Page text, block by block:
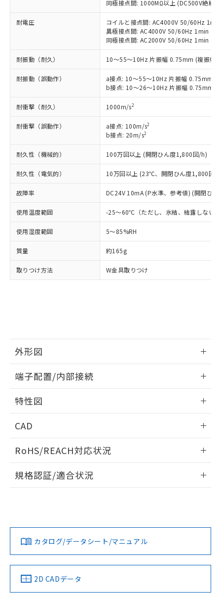
同極接点間: 1000MΩ以上 (DC500V絶縁
耐電圧
コイルと接点間: AC4000V 50/60Hz 1min
異極接点間: AC4000V 50/60Hz 1min
同極接点間: AC2000V 50/60Hz 1min
耐振動（耐久） 10～55～10Hz 片振幅 0.75mm (複振幅
耐振動（誤動作）
a接点: 10～55～10Hz 片振幅 0.75mm (
b接点: 10～26～10Hz 片振幅 0.75mm (
耐衝撃（耐久） 1000m/s2
耐衝撃（誤動作） a接点: 100m/s2
b接点: 20m/s2
耐久性（機械的） 100万回以上 (開閉ひん度1,800回/h)
耐久性（電気的） 10万回以上 (23℃、開閉ひん度1,800回/
故障率 DC24V 10mA (P水準、参考値) (開閉ひ
使用温度範囲 -25～60℃（ただし、氷結、結露しない
使用湿度範囲 5～85%RH
質量 約165g
取りつけ方法 W金具取りつけ
外形図
外形図
端子配置/内部接続
端子配置/内部接続
特性図
電気的寿命曲線
CAD
ドすることができます。
ログイン/会員登録
ダウンロードデータをご利用いただく前に、以下を必ずお読
みください。
ソフトウェアの使用条件
RoHS/REACH対応状況
EU RoHS 注意事項・凡例
対応済み
中国 RoHS 注意事項・凡例
規格認証/適合状況
LR型式承認
（イギリス
船舶規格）
DNV型式承認
（ノルウェー
BV型式承認
（フランス
KR型式
（韓国
No No No No
カタログ/データシート/マニュアル
2D CADデータ
ことをご了承ください。
在庫状況および標準価格照会結果は、
記載している更新日時点での社内デー
タに基づき作成されるものであり、閲
覧された時点での実際の在庫および標
準価格とは異なる場合があることをご
了承ください。
正式な納期状況および標準価格はお客
様のお取引先、またはお客様担当のオ
ムロン制御機器販売店・当社販売員に
ご相談ください。
オムロン制御機器販売店や当社販売拠
点は「
販売ネットワーク
」をご確認
在庫状況および標準価格結果を当社の
事前の承諾なく第三者に漏洩または開
示しないようお願いします。
マイパーツ機能（部品リスト作成サー
ビス）をご利用いただくには、I-Web
メンバーズにご登録されている必要が
お客様が当ウェブサイト上で当社にご
登録された部品リストについて、当社
および当社の共同利用者が、当社の製
品・サービスに関するお客様との取
をご了承ください。
むを得ず変更することがあります。
*EU RoHS指令（10物質）：
鉛(Pb) 1000ppm以下、 水銀(Hg) 1000ppm以下、 カド
類(PBB) 1000ppm以下、ポリ臭化ジフェニルエーテル類
(PBDE) 1000ppm以下、フタル酸ビス(2-エチルヘキシ
ル) (DEHP)(別名：DOP) 1000ppm以下、フタル酸ブチ
ルベンジル（BBP） 1000ppm以下、フタル酸ジブチル
（DBP） 1000ppm以下、フタル酸ジイソブチル
但し、RoHS指令で産業用監視および制御機器に対する
図的な使用がないことを確認しています。
※2 対応予定月
部品在庫の切り替え状況などにより、予定
※3 非含有証明書ダウンロード
下記の非含有証明書をダウンロードするこ
EU RoHS指令（10物質）の非含有証明書
荷製品に未対応品が混在することから備考
欄に対応日を記載しておりました。
既に当社にて対応品への在庫切替を完了
り、2022年1月12日より割愛しておりま
す。
「－」：未確認です。当社販売部門へお問
*中国RoHS10物質の基準値 (GB/T26572)：
Pb(鉛) :1000ppm、 Hg(水銀) : 1000ppm、 Cd(カドミウ
ム) : 100ppm、
Cr(Ⅵ)(六価クロム) : 1000ppm、 PBBs(ポリ臭化ビフェ
ニル類) : 1000ppm、 PBDEs(ポリ臭化ジフェニルエーテ
ル類) : 1000ppm、
DBP(フタル酸ジブチル) : 1000ppm、 DIBP(フタル酸ジ
イソブチル) : 1000ppm、 BBP(フタル酸ブチルベンジ
DEHP(フタル酸ビス(2-エチルヘキシル)) : 1000ppm
※2 環境保護使用期限
「ｅ」：有害物質（10物質）のすべてが基
準値以下であることを示します。
「10」：通常の使用状況下において有害物
質が外部に漏えいし、環境に深刻な影響を
及ぼさない年数を意味します。
「－」：未確認です。当社販売部門へお問
当社は、これら貴社製品のうち、外国
為替および外国貿易法に定める商品
（以下｢規制貨物等」という）を輸出
または国外への提供する場合は、日本
国政府の輸出許可(または役務取引許
当社は規制貨物を破棄する場合は、完
全に破砕するなど、違法に輸出されな
いよう必要な手段を講じます。
当社は貴社製品を、核兵器、ミサイ
ル、化学兵器、生物兵器またはその他
武器並びにこれらの製造装置等に一切
使用いたしません。
当社は、貴社製品を第三者に販売する
場合は、上記1、2および3の内容を当
販売先および販売に係わる関係者が違
法に輸出するおそれがある場合は、取
キャンセル
一定数以上の在庫あり
在庫なし(最新の在庫状況につ
いては、お客様のお取引先、ま
たはお客様担当のオムロン制御
認ください)
受注生産機種、また在庫状況の
情報を公開していない機種